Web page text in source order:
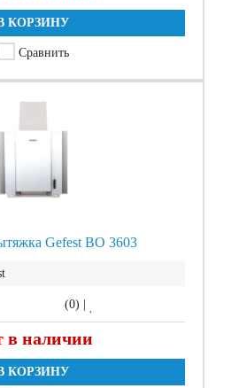
КОРЗИНУ
Сравнить
Gefest ВО 3603
(0)
в наличии
КОРЗИНУ